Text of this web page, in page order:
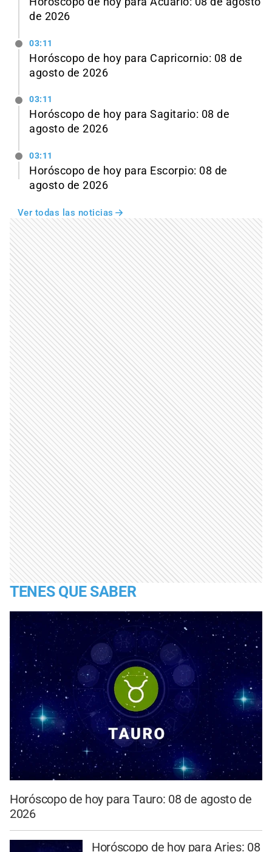
de 2026
03:11
Horóscopo de hoy para Capricornio: 08 de
agosto de 2026
03:11
Horóscopo de hoy para Sagitario: 08 de
agosto de 2026
03:11
Horóscopo de hoy para Escorpio: 08 de
agosto de 2026
Ver todas las noticias
TENES QUE SABER
Horóscopo de hoy para Tauro: 08 de agosto de
2026
Horóscopo de hoy para Aries: 08